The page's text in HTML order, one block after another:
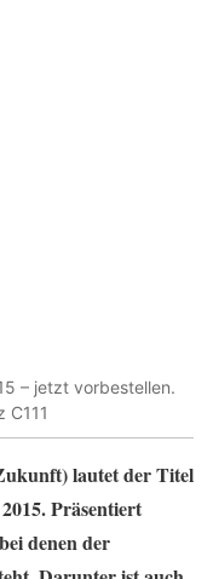
– jetzt vorbestellen.
C111
lautet der Titel
Präsentiert
denen der